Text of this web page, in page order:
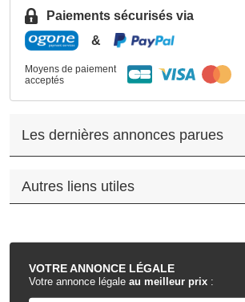
VOTREANNONCE LÉGALE
Votre annonce légale au meilleur prix :
Paiements sécurisés via
&
Moyens de paiement
acceptés
Les dernières annonces parues
Autres liens utiles
.